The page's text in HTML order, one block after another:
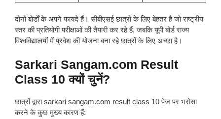
दोनों बोर्डों के अपने फायदे हैं। सीबीएसई छात्रों के लिए बेहतर है जो राष्ट्रीय
स्तर की प्रतियोगी परीक्षाओं की तैयारी कर रहे हैं, जबकि यूपी बोर्ड राज्य
विश्वविद्यालयों में प्रवेश की योजना बना रहे छात्रों के लिए अच्छा है।
Sarkari Sangam.com Result
Class 10 क्यों चुनें?
छात्रों द्वारा sarkari sangam.com result class 10 पेज पर भरोसा
करने के कुछ मुख्य कारण हैं: